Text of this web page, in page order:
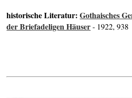
historische Literatur:Gothaisches
der Briefadeligen Häuser- 1922, 938